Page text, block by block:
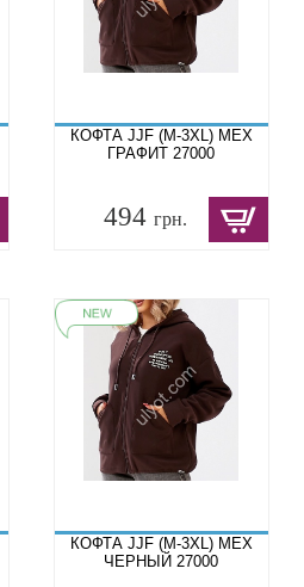
КОФТА JJF (M-3XL) МЕХ
ГРАФИТ 27000
494грн.
КОФТА JJF (M-3XL) МЕХ
ЧЕРНЫЙ 27000